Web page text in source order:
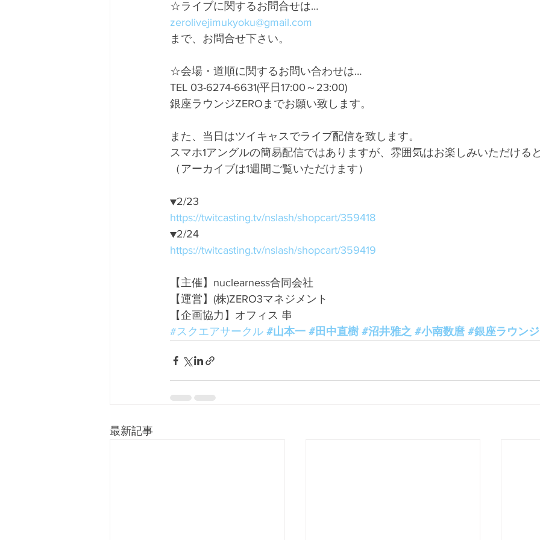
☆ライブに関するお問合せは…
zerolivejimukyoku@gmail.com
まで、お問合せ下さい。
☆会場・道順に関するお問い合わせは…
TEL 03-6274-6631(平日17:00～23:00)
銀座ラウンジZEROまでお願い致します。
また、当日はツイキャスでライブ配信を致します。
スマホ1アングルの簡易配信ではありますが、雰囲気はお楽しみいただける
（アーカイブは1週間ご覧いただけます）
▼2/23
https://twitcasting.tv/nslash/shopcart/359418
▼2/24
https://twitcasting.tv/nslash/shopcart/359419
【主催】nuclearness合同会社
【運営】(株)ZERO3マネジメント
【企画協力】オフィス 串
#スクエアサークル #山本一 #田中直樹 #沼井雅之 #小南数麿 #銀座ラウン
最新記事